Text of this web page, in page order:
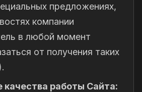
предложениях,
компании
в любой момент
от получения таких
работы Сайта: